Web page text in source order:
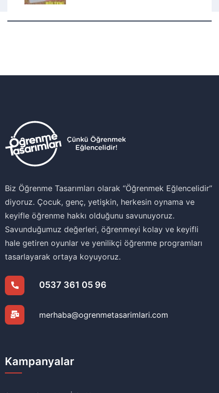
Biz Öğrenme Tasarımları olarak ‘‘Öğrenmek Eğlencelidir’’
diyoruz. Çocuk, genç, yetişkin, herkesin oynama ve
keyifle öğrenme hakkı olduğunu savunuyoruz.
Savunduğumuz değerleri, öğrenmeyi kolay ve keyifli
hale getiren oyunlar ve yenilikçi öğrenme programları
tasarlayarak ortaya koyuyoruz.
0537 361 05 96
merhaba@ogrenmetasarimlari.com
Kampanyalar